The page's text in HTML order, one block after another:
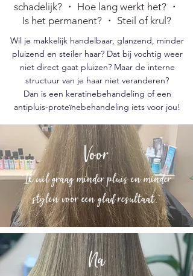
schadelijk? ・ Hoe lang werkt het? ・
Is het permanent?・ Steil of krul?
Wil je makkelijk handelbaar, glanzend, minder
pluizend en steiler haar? Dat bij vochtig weer
niet direct gaat pluizen? Maar de interne
structuur van je haar niet veranderen?
Dan is een keratinebehandeling of een
antipluis-proteïnebehandeling iets voor jou!
Voor
"Ik wil graag minder pluis en minder
stylen voor een glad resultaat."
Na